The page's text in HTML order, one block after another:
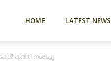
HOME LATEST NEWS
കത്തി നശിച്ചു